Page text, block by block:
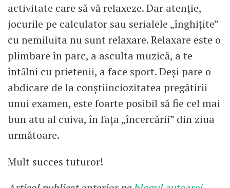
activitate care să vă relaxeze. Dar atenţie,
jocurile pe calculator sau serialele „înghiţite”
cu nemiluita nu sunt relaxare. Relaxare este o
plimbare în parc, a asculta muzică, a te
întȃlni cu prietenii, a face sport. Deşi pare o
abdicare de la conștiinciozitatea pregătirii
unui examen, este foarte posibil să fie cel mai
bun atu al cuiva, în faţa „încercării” din ziua
următoare.
Mult succes tuturor!